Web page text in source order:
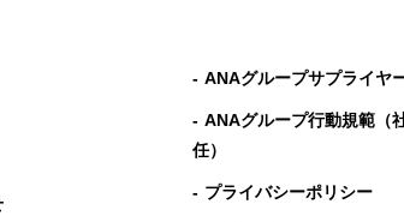
ANAグループサプライヤ
ANAグループ⾏動規範（
任）
プライバシーポリシー